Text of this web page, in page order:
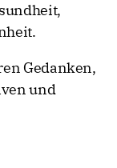
Gedanken,
und